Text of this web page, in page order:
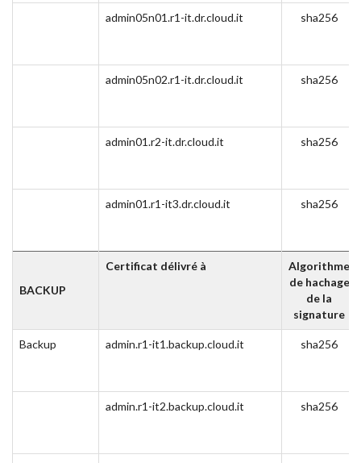
admin05n01.r1-it.dr.cloud.it sha256
admin05n02.r1-it.dr.cloud.it sha256
admin01.r2-it.dr.cloud.it sha256
admin01.r1-it3.dr.cloud.it sha256
BACKUP
Certificat délivré à
Algorithme
de hachage
de la
signature
Backup admin.r1-it1.backup.cloud.it sha256
admin.r1-it2.backup.cloud.it sha256